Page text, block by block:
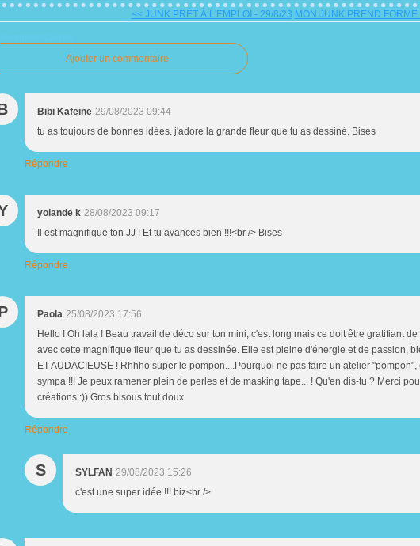
<< JUNK PRÊT À L'EMPLOI - 29/8/23 MON JUNK PREND
Ajouter un commentaire
Bibi Kafeïne 29/08/2023 09:44
tu as toujours de bonnes idées. j'adore la grande fleur que tu as dessiné. Bises
Répondre
yolande k 28/08/2023 09:17
Il est magnifique ton JJ ! Et tu avances bien !!!<br /> Bises
Répondre
Paola 25/08/2023 17:56
Hello ! Oh lala ! Beau travail de déco sur ton mini, c'est long mais ce doit être gratifiant
avec cette magnifique fleur que tu as dessinée. Elle est pleine d'énergie et de passion,
ET AUDACIEUSE ! Rhhho super le pompon....Pourquoi ne pas faire un atelier
sympa !!! Je peux ramener plein de perles et de masking tape... ! Qu'en dis-tu ? Merci
créations :)) Gros bisous tout doux
Répondre
S SYLFAN 29/08/2023 15:26
c'est une super idée !!! biz<br />